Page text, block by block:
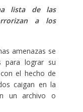
lista de las
a los
amenazas se
para lograr su
el hecho de
caigan en la
un archivo o